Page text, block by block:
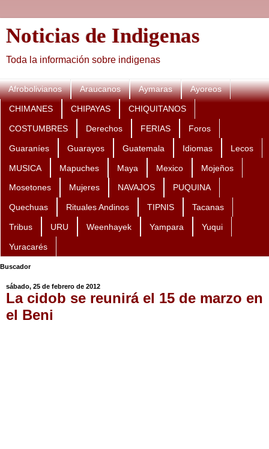
Noticias de Indigenas
Toda la información sobre indigenas
Afrobolivianos Araucanos Aymaras Ayoreos
CHIMANES CHIPAYAS CHIQUITANOS
COSTUMBRES Derechos FERIAS Foros
Guaraníes Guarayos Guatemala Idiomas Lecos
MUSICA Mapuches Maya Mexico Mojeños
Mosetones Mujeres NAVAJOS PUQUINA
Quechuas Rituales Andinos TIPNIS Tacanas
Tribus URU Weenhayek Yampara Yuqui
Yuracarés
Buscador
sábado, 25 de febrero de 2012
La cidob se reunirá el 15 de marzo en
el Beni